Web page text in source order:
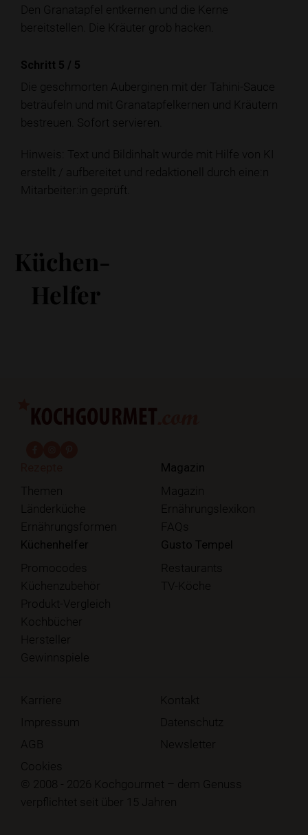
Den Granatapfel entkernen und die Kerne
bereitstellen. Die Kräuter grob hacken.
Schritt 5 / 5
Die geschmorten Auberginen mit der Tahini-Sauce
beträufeln und mit Granatapfelkernen und Kräutern
bestreuen. Sofort servieren.
Hinweis: Text und Bildinhalt wurde mit Hilfe von KI
erstellt / aufbereitet und redaktionell durch eine:n
Mitarbeiter:in geprüft.
Küchen-
Helfer
Themen
Länderküche
Ernährungsformen
Magazin
Magazin
Ernährungslexikon
FAQs
Küchenhelfer
Promocodes
Küchenzubehör
Produkt-Vergleich
Kochbücher
Hersteller
Gewinnspiele
Gusto Tempel
Restaurants
TV-Köche
© 2008 - 2026 Kochgourmet – dem Genuss
verpflichtet seit über 15 Jahren
Karriere
Kontakt
Impressum
Datenschutz
AGB
Newsletter
Cookies